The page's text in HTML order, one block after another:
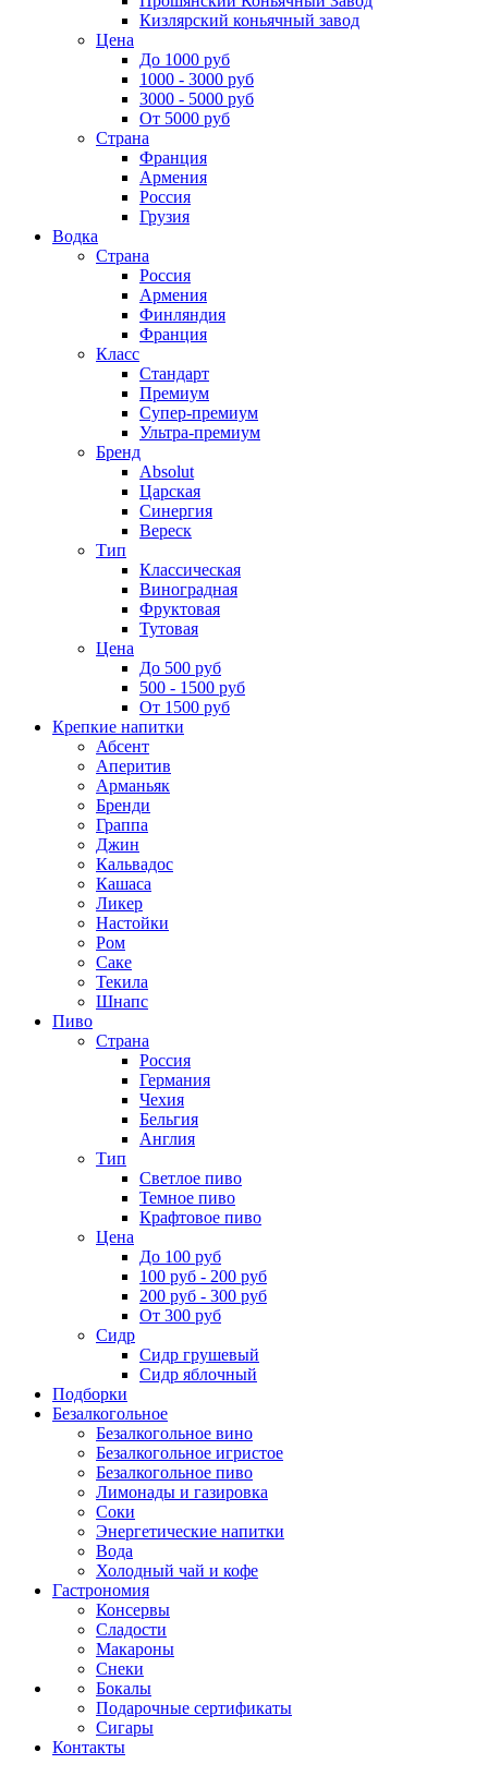
Кизлярский коньячный завод
Цена
До 1000 руб
1000 - 3000 руб
3000 - 5000 руб
От 5000 руб
Страна
Франция
Армения
Россия
Грузия
Водка
Страна
Россия
Армения
Финляндия
Франция
Класс
Стандарт
Премиум
Супер-премиум
Ультра-премиум
Бренд
Absolut
Царская
Синергия
Вереск
Тип
Классическая
Виноградная
Фруктовая
Тутовая
Цена
До 500 руб
500 - 1500 руб
От 1500 руб
Крепкие напитки
Абсент
Аперитив
Арманьяк
Бренди
Граппа
Джин
Кальвадос
Кашаса
Ликер
Настойки
Ром
Саке
Текила
Шнапс
Пиво
Страна
Россия
Германия
Чехия
Бельгия
Англия
Тип
Светлое пиво
Темное пиво
Крафтовое пиво
Цена
До 100 руб
100 руб - 200 руб
200 руб - 300 руб
От 300 руб
Сидр
Сидр грушевый
Сидр яблочный
Подборки
Безалкогольное
Безалкогольное вино
Безалкогольное игристое
Безалкогольное пиво
Лимонады и газировка
Соки
Энергетические напитки
Вода
Холодный чай и кофе
Гастрономия
Консервы
Сладости
Макароны
Снеки
Бокалы
Подарочные сертификаты
Сигары
Контакты